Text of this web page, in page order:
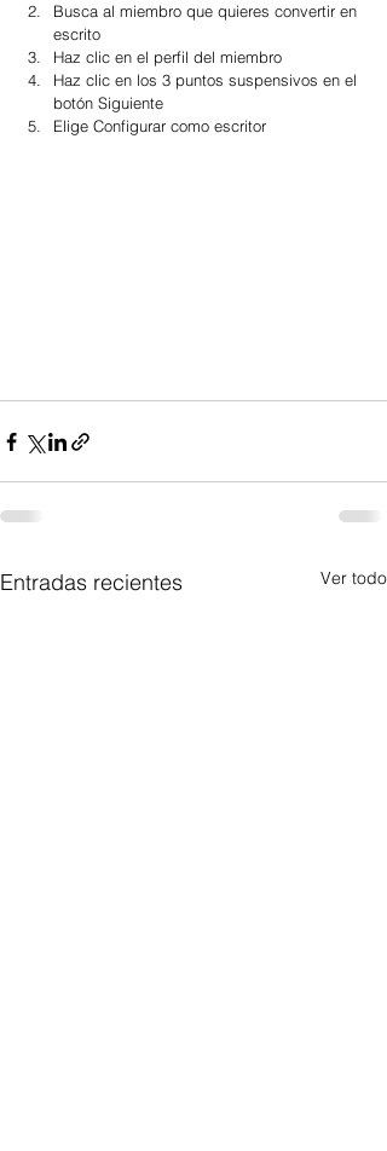
Busca al miembro que quieres convertir en
escrito
Haz clic en el perfil del miembro
Haz clic en los 3 puntos suspensivos en el
botón Siguiente
Elige Configurar como escritor
Entradas recientes Ver todo